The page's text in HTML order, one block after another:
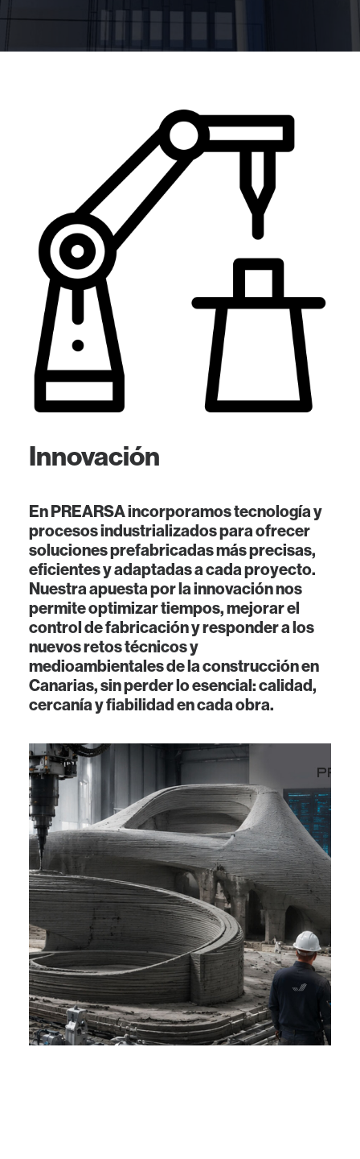
Innovación
EnPREARSAincorporamos tecnología y
procesos industrializados para ofrecer
soluciones prefabricadas más precisas,
eficientes y adaptadas a cada proyecto.
Nuestra apuesta por la innovación nos
permite optimizar tiempos, mejorar el
control de fabricación y responder a los
nuevos retos técnicos y
medioambientales de la construcción en
Canarias, sin perder lo esencial: calidad,
cercanía y fiabilidad en cada obra.